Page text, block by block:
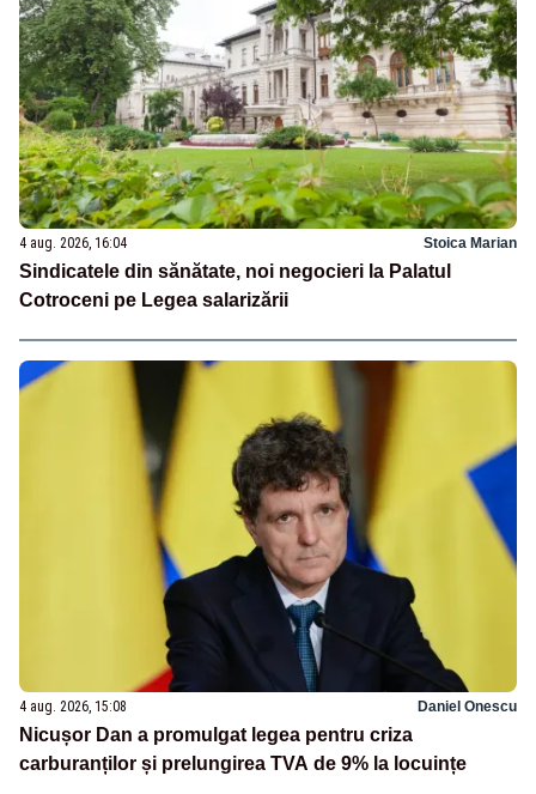
4 aug. 2026, 16:04 Stoica Marian
Sindicatele din sănătate, noi negocieri la Palatul
Cotroceni pe Legea salarizării
4 aug. 2026, 15:08 Daniel Onescu
Nicușor Dan a promulgat legea pentru criza
carburanților și prelungirea TVA de 9% la locuințe